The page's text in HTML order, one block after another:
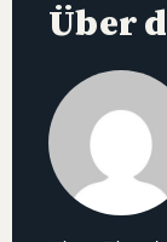
Über